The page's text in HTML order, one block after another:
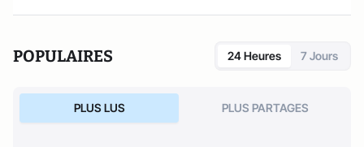
POPULAIRES 24 Heures 7 Jours
PLUS LUS PLUS PARTAGES